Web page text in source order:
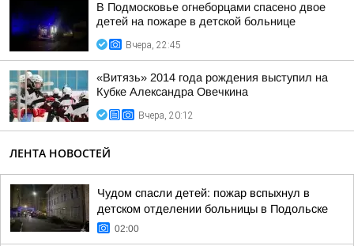
В Подмосковье огнеборцами спасено двое
детей на пожаре в детской больнице
Вчера, 22:45
«Витязь» 2014 года рождения выступил на
Кубке Александра Овечкина
Вчера, 20:12
ЛЕНТА НОВОСТЕЙ
Чудом спасли детей: пожар вспыхнул в
детском отделении больницы в Подольске
02:00